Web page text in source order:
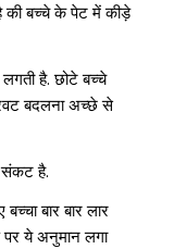
बच्चे के पेट में कीड़े
लगती है. छोटे बच्चे
बदलना अच्छे से
संकट है.
बार बार लार
पर ये अनुमान लगा